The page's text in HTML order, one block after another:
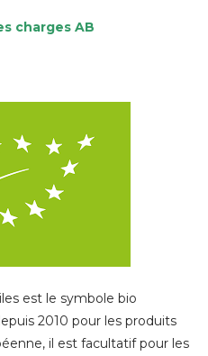
charges AB
est le symbole bio
2010 pour les produits
il est facultatif pour les